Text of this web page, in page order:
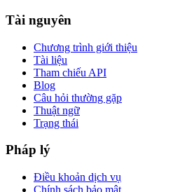
Tài nguyên
Chương trình giới thiệu
Tài liệu
Tham chiếu API
Blog
Câu hỏi thường gặp
Thuật ngữ
Trạng thái
Pháp lý
Điều khoản dịch vụ
Chính sách bảo mật